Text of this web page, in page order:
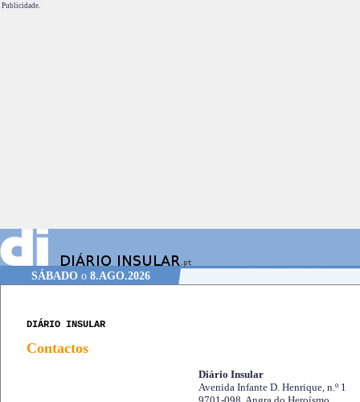
Publicidade.
SÁBADOo 8.AGO.2026
DIÁRIO INSULAR
Contactos
Diário Insular
Avenida Infante D. Henrique, n.º 1